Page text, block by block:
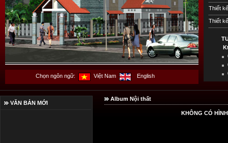
Chọn ngôn ngữ: Việt Nam English
Thiết
Thiết
VĂN BẢN MỚI
Album Nội thất
KHÔNG CÓ